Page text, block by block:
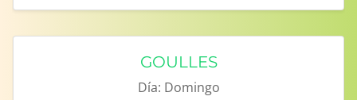
GOULLES
Día: Domingo